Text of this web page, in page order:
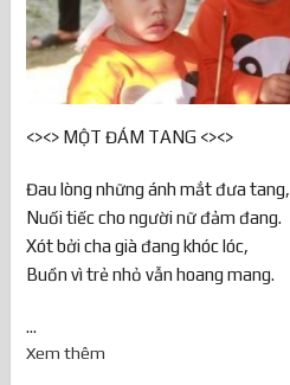
<><> MỘT ĐÁM TANG <><>
Đau lòng những ánh mắt đưa tang,
Nuối tiếc cho người nữ đảm đang.
Xót bởi cha già đang khóc lóc,
Buồn vì trẻ nhỏ vẫn hoang mang.
...
Xem thêm